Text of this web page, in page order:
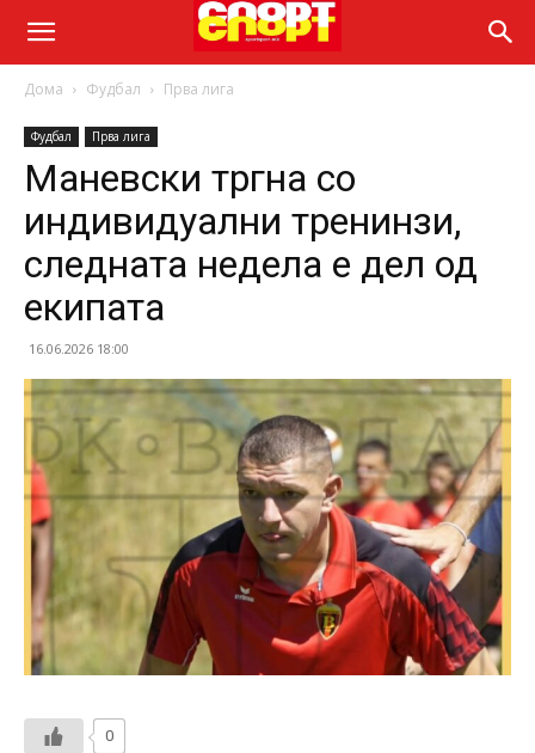
Дома Фудбал Прва лига
Фудбал Прва лига
Маневски тргна со
индивидуални тренинзи,
следната недела е дел од
екипата
16.06.2026 18:00
0